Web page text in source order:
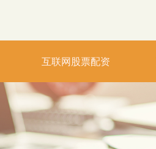
互联网股票配资